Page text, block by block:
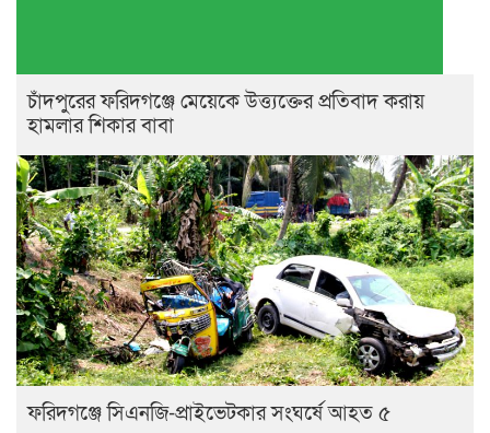
চাঁদপুরের ফরিদগঞ্জে মেয়েকে উত্ত্যক্তের প্রতিবাদ করায়
হামলার শিকার বাবা
ফরিদগঞ্জে সিএনজি-প্রাইভেটকার সংঘর্ষে আহত ৫